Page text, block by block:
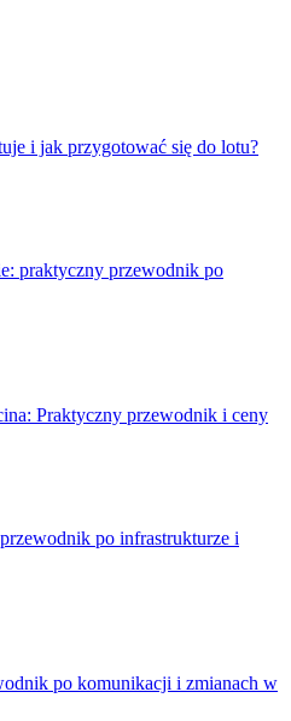
i jak przygotować się do lotu?
praktyczny przewodnik po
Praktyczny przewodnik i ceny
po infrastrukturze i
po komunikacji i zmianach w